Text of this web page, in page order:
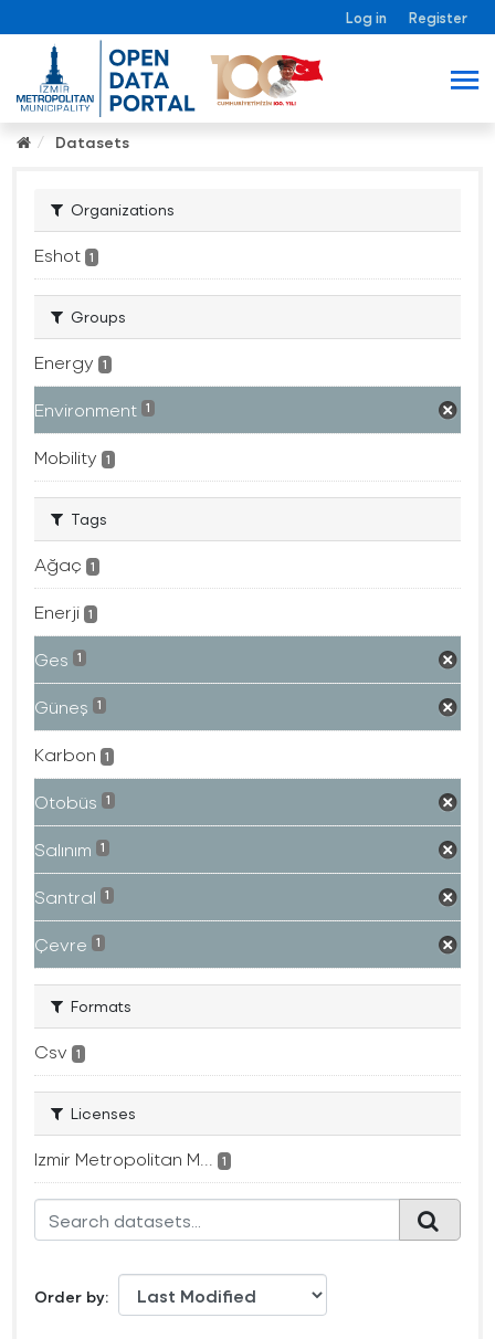
Log in Register
Datasets
Organizations
Eshot 1
Groups
Energy 1
Environment 1
Mobility 1
Tags
Ağaç 1
Enerji 1
Ges 1
Güneş 1
Karbon 1
Otobüs 1
Salınım 1
Santral 1
Çevre 1
Formats
Csv 1
Licenses
Izmir Metropolitan M... 1
Order by